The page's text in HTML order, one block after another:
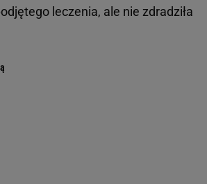
leczenia, ale nie zdradziła